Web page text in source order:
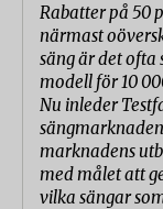
Rabatter på 50
närmast
säng är det ofta
modell för 10
Nu inleder
marknadens
med målet att
vilka sängar